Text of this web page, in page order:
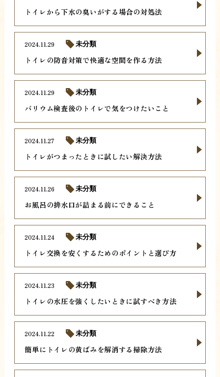
トイレから下水の臭いがする場合の対処法
トイレの防音対策で快適な空間を作る方法
2024.11.29 未分類
バリウム検査後のトイレで気をつけたいこと
2024.11.29 未分類
トイレがつまったときに試したい解決方法
2024.11.27 未分類
お風呂の排水口が詰まる前にできること
2024.11.26 未分類
トイレ交換を安くするためのポイントと選び方
2024.11.24 未分類
トイレの水圧を強くしたいときに試すべき方法
2024.11.23 未分類
簡単にトイレの黄ばみを解消する掃除方法
2024.11.22 未分類